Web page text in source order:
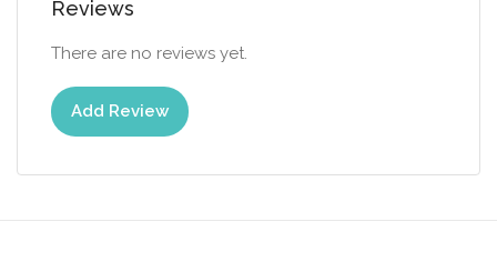
Reviews
There are no reviews yet.
Add Review